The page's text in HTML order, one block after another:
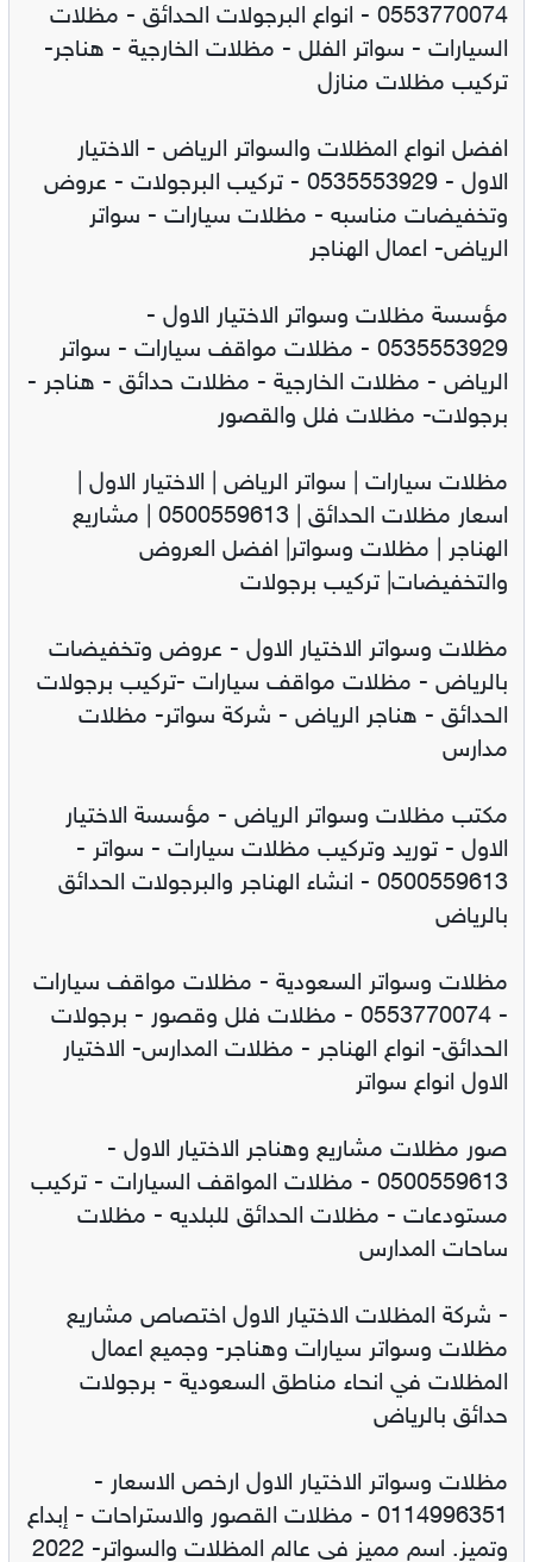
0553770074 - انواع البرجولات الحدائق - مظلات
السيارات - سواتر الفلل - مظلات الخارجية - هناجر-
تركيب مظلات منازل
افضل انواع المظلات والسواتر الرياض - الاختيار
الاول - 0535553929 - تركيب البرجولات - عروض
وتخفيضات مناسبه - مظلات سيارات - سواتر
الرياض- اعمال الهناجر
مؤسسة مظلات وسواتر الاختيار الاول -
0535553929 - مظلات مواقف سيارات - سواتر
الرياض - مظلات الخارجية - مظلات حدائق - هناجر -
برجولات- مظلات فلل والقصور
مظلات سيارات | سواتر الرياض | الاختيار الاول |
اسعار مظلات الحدائق | 0500559613 | مشاريع
الهناجر | مظلات وسواتر| افضل العروض
والتخفيضات| تركيب برجولات
مظلات وسواتر الاختيار الاول - عروض وتخفيضات
بالرياض - مظلات مواقف سيارات -تركيب برجولات
الحدائق - هناجر الرياض - شركة سواتر- مظلات
مدارس
مكتب مظلات وسواتر الرياض - مؤسسة الاختيار
الاول - توريد وتركيب مظلات سيارات - سواتر -
0500559613 - انشاء الهناجر والبرجولات الحدائق
بالرياض
مظلات وسواتر السعودية - مظلات مواقف سيارات
- 0553770074 - مظلات فلل وقصور - برجولات
الحدائق- انواع الهناجر - مظلات المدارس- الاختيار
الاول انواع سواتر
صور مظلات مشاريع وهناجر الاختيار الاول -
0500559613 - مظلات المواقف السيارات - تركيب
مستودعات - مظلات الحدائق للبلديه - مظلات
ساحات المدارس
- شركة المظلات الاختيار الاول اختصاص مشاريع
مظلات وسواتر سيارات وهناجر- وجميع اعمال
المظلات في انحاء مناطق السعودية - برجولات
حدائق بالرياض
مظلات وسواتر الاختيار الاول ارخص الاسعار -
0114996351 - مظلات القصور والاستراحات - إبداع
وتميز. اسم مميز في عالم المظلات والسواتر- 2022